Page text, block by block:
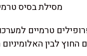
מסילת בסיס
טרמיים
החוץ לבין